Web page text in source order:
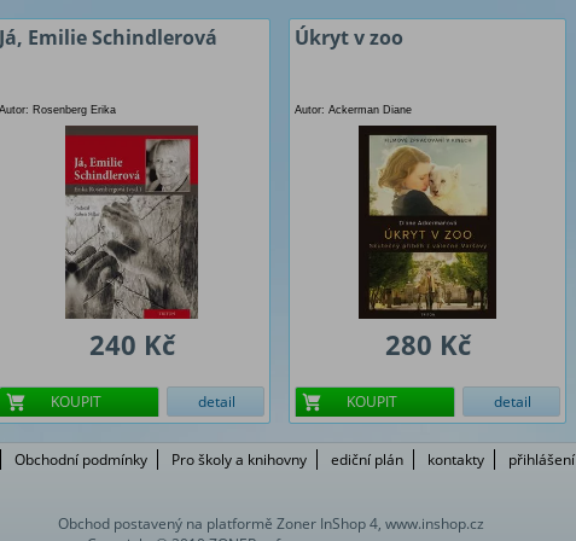
Já, Emilie Schindlerová
Autor: Rosenberg Erika
240 Kč
KOUPIT detail
Úkryt v zoo
Autor: Ackerman Diane
280 Kč
KOUPIT detail
Obchodní podmínky Pro školy a knihovny ediční plán kontakty přihlášení
Obchod postavený na platformě Zoner InShop 4, www.inshop.cz